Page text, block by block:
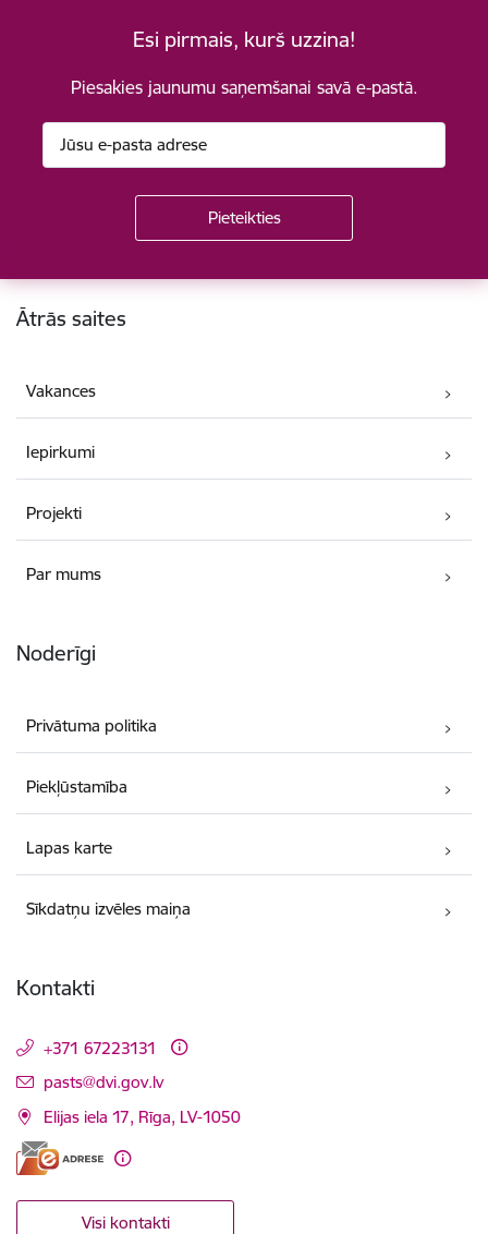
Esi pirmais, kurš uzzina!
Piesakies jaunumu saņemšanai savā e-pastā.
Kājene
Ātrās saites
Vakances
Iepirkumi
Projekti
Par mums
Noderīgi
Privātuma politika
Piekļūstamība
Lapas karte
Sīkdatņu izvēles maiņa
Kontakti
+371 67223131
E-pasts:
pasts@dvi.gov.lv
Elijas iela 17, Rīga, LV-1050
Visi kontakti